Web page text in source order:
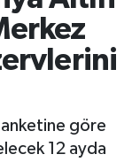
anketine göre
12 ayda